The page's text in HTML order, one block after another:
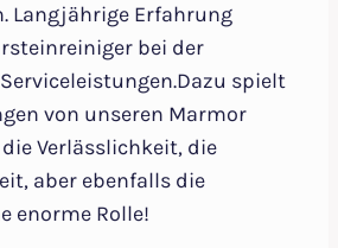
Langjährige Erfahrung
bei der
spielt
von unseren Marmor
Verlässlichkeit, die
aber ebenfalls die
enorme Rolle!